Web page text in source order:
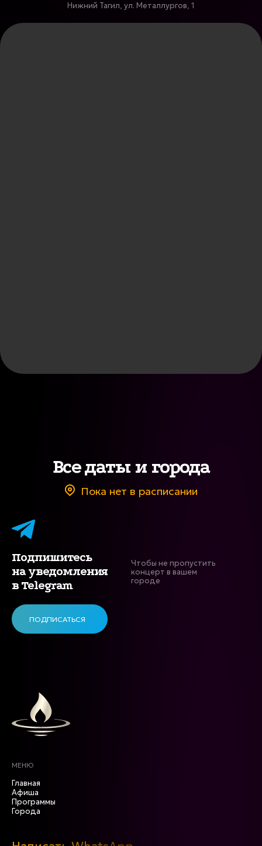
Нижний Тагил, ул. Металлургов, 1
Все даты и города
Пока нет в расписании
Подпишитесь
на уведомления
в Telegram
Чтобы не пропустить
концерт в вашем
городе
ПОДПИСАТЬСЯ
МЕНЮ
Главная
Афиша
Программы
Города